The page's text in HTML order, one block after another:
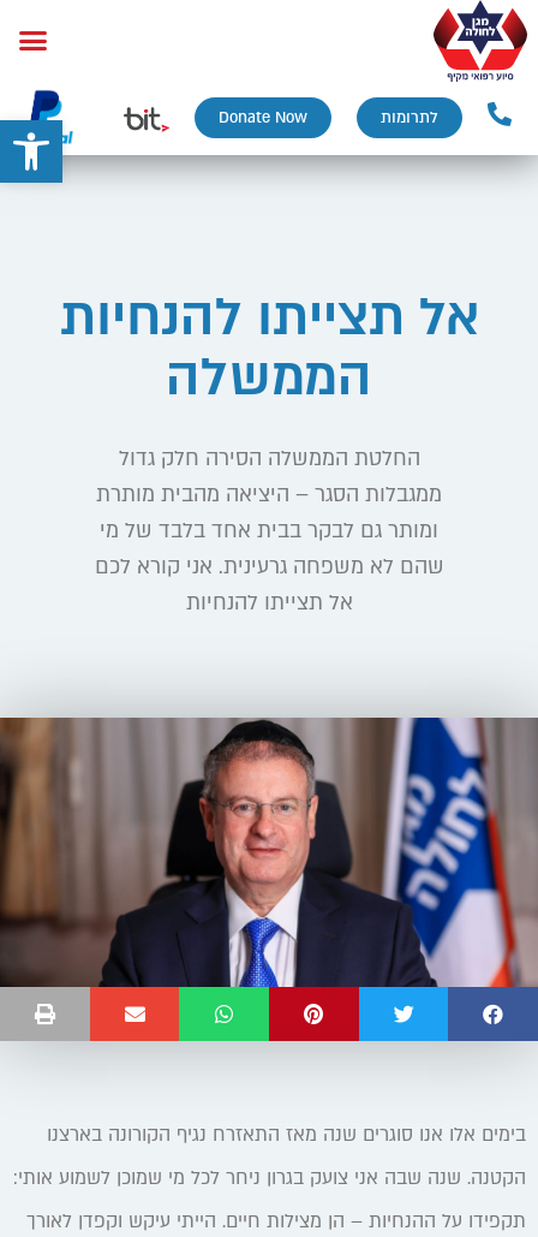
לתרומות Donate Now
אל תצייתו להנחיות
הממשלה
החלטת הממשלה הסירה חלק גדול
ממגבלות הסגר – היציאה מהבית מותרת
ומותר גם לבקר בבית אחד בלבד של מי
שהם לא משפחה גרעינית. אני קורא לכם
אל תצייתו להנחיות
בימים אלו אנו סוגרים שנה מאז התאזרח נגיף הקורונה בארצנו
הקטנה. שנה שבה אני צועק בגרון ניחר לכל מי שמוכן לשמוע אותי:
תקפידו על ההנחיות – הן מצילות חיים. הייתי עיקש וקפדן לאורך